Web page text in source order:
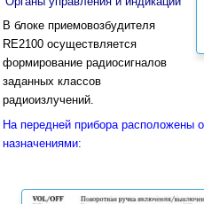
В блоке приемовозбудителя
RE2100 осуществляется
формирование радиосигналов
заданных классов
радиоизлучений.
На передней прибора расположены
назначениями: